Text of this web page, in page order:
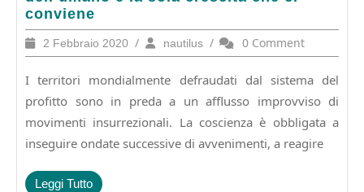
conviene
La
rinascita
dell’umano
la
sola
crescita
ci
conviene
2 Febbraio 2020
Febbraio
2020
/ nautilusnautilus
/ 0 Comment
I territori mondialmente defraudati dal sistema del
profitto sono in preda a un afflusso improvviso di
movimenti insurrezionali. La coscienza è obbligata a
inseguire ondate successive di avvenimenti, a reagire
Leggi TuttoLeggi